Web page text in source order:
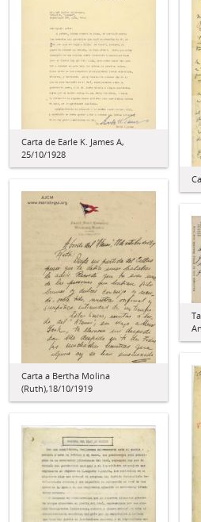
Carta de Earle K. James A,
25/10/1928
Carta a Bertha Molina
(Ruth),18/10/1919